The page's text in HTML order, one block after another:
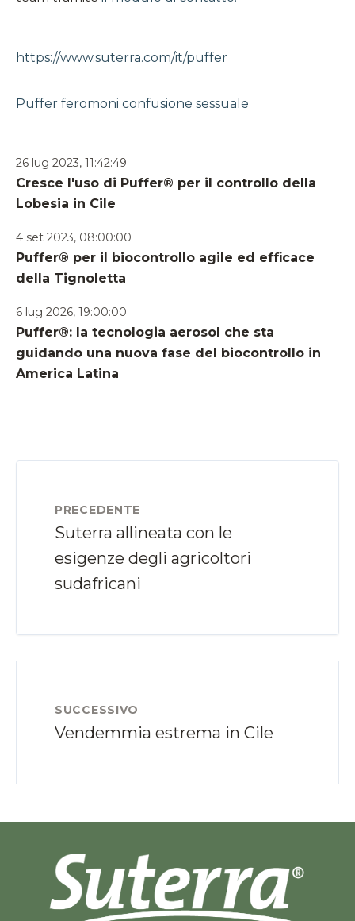
https://www.suterra.com/it/puffer
Puffer feromoni confusione sessuale
26 lug 2023, 11:42:49
Cresce l'uso di Puffer® per il controllo della
Lobesia in Cile
4 set 2023, 08:00:00
Puffer® per il biocontrollo agile ed efficace
della Tignoletta
6 lug 2026, 19:00:00
Puffer®: la tecnologia aerosol che sta
guidando una nuova fase del biocontrollo in
America Latina
PRECEDENTE
Suterra allineata con le
esigenze degli agricoltori
sudafricani
SUCCESSIVO
Vendemmia estrema in Cile